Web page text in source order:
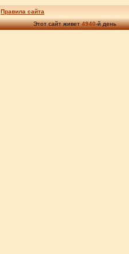
Правила сайта
Этот сайт живет4940-й день